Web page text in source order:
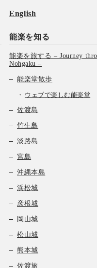
English
能楽を知る
能楽を旅する – Journey
Nohgaku –
能楽堂散歩
ウェブで楽しむ能楽堂
佐渡島
竹生島
淡路島
宮島
沖縄本島
浜松城
彦根城
岡山城
松山城
熊本城
佐渡旅